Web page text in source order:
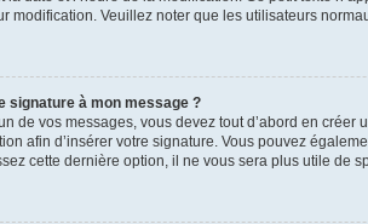
modification. Veuillez noter que les utilisateurs
signature à mon message ?
de vos messages, vous devez tout d’abord en
afin d’insérer votre signature. Vous pouvez
cette dernière option, il ne vous sera plus utile de